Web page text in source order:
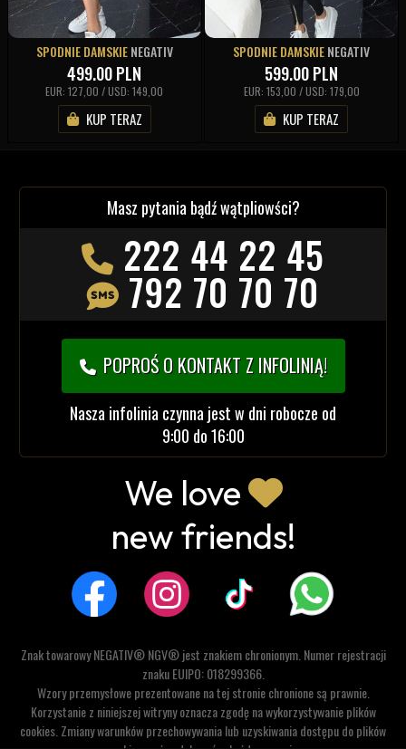
SPODNIE DAMSKIENEGATIV
499.00PLN
EUR: 127,00 / USD: 149,00
KUP TERAZ
SPODNIE DAMSKIENEGATIV
599.00PLN
EUR: 153,00 / USD: 179,00
KUP TERAZ
Masz pytania bądź wątpliowści?
222 44 22 45
792 70 70 70
POPROŚ O KONTAKT Z INFOLINIĄ!
Nasza infolinia czynna jest w dni robocze od
9:00 do 16:00
We love
new friends!
Znak towarowy NEGATIV® NGV® jest znakiem chronionym. Numer rejestracji
znaku EUIPO: 018299366.
Wzory przemysłowe prezentowane na tej stronie chronione są prawnie.
Korzystanie z niniejszej witryny oznacza zgodę na wykorzystywanie plików
cookies. Zmiany warunków przechowywania lub uzyskiwania dostępu do plików